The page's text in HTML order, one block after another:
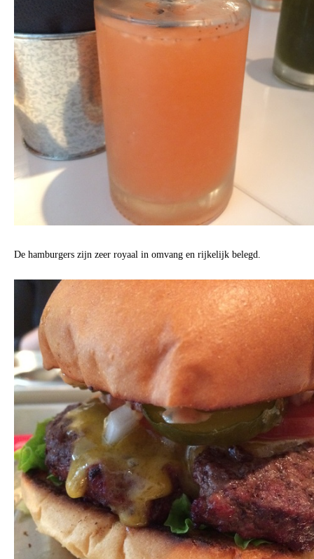
De hamburgers zijn zeer royaal in omvang en rijkelijk belegd.